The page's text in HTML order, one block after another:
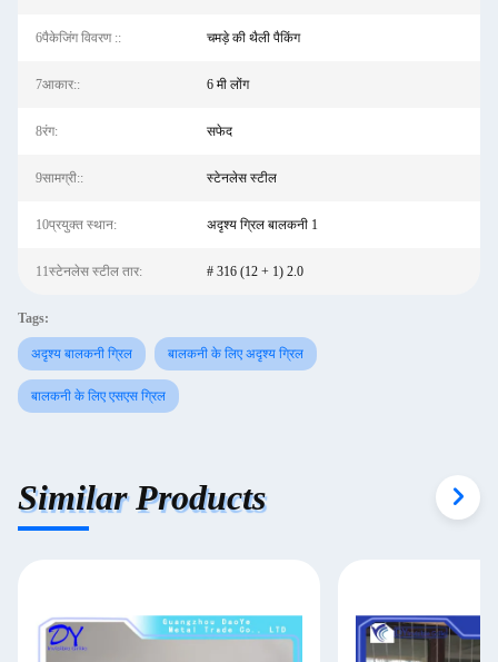
6पैकेजिंग विवरण :: चमड़े की थैली पैकिंग
7आकार:: 6 मी लोंग
8रंग: सफेद
9सामग्री:: स्टेनलेस स्टील
10प्रयुक्त स्थान: अदृश्य ग्रिल बालकनी 1
11स्टेनलेस स्टील तार: # 316 (12 + 1) 2.0
Tags:
अदृश्य बालकनी ग्रिल बालकनी के लिए अदृश्य ग्रिल
बालकनी के लिए एसएस ग्रिल
Similar Products